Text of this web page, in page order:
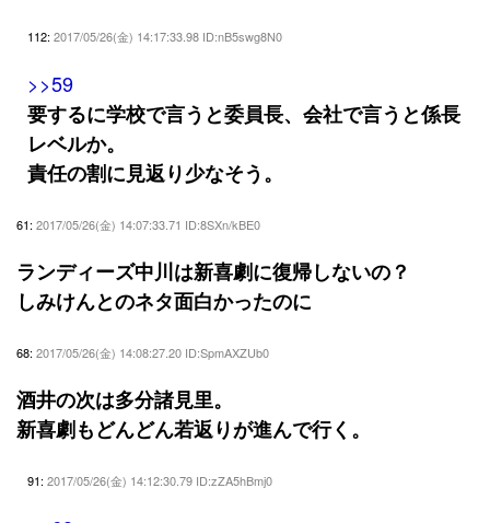
112: 2017/05/26(金) 14:17:33.98 ID:nB5swg8N0
>>59
要するに学校で言うと委員長、会社で言うと係長
レベルか。
責任の割に見返り少なそう。
61: 2017/05/26(金) 14:07:33.71 ID:8SXn/kBE0
ランディーズ中川は新喜劇に復帰しないの？
しみけんとのネタ面白かったのに
68: 2017/05/26(金) 14:08:27.20 ID:SpmAXZUb0
酒井の次は多分諸見里。
新喜劇もどんどん若返りが進んで行く。
91: 2017/05/26(金) 14:12:30.79 ID:zZA5hBmj0